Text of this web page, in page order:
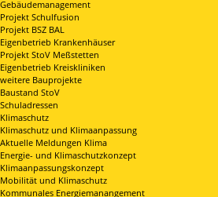
Gebäudemanagement
Projekt Schulfusion
Projekt BSZ BAL
Eigenbetrieb Krankenhäuser
Projekt StoV Meßstetten
Eigenbetrieb Kreiskliniken
weitere Bauprojekte
Baustand StoV
Schuladressen
Klimaschutz
Klimaschutz und Klimaanpassung
Aktuelle Meldungen Klima
Energie- und Klimaschutzkonzept
Klimaanpassungskonzept
Mobilität und Klimaschutz
Kommunales Energiemanangement